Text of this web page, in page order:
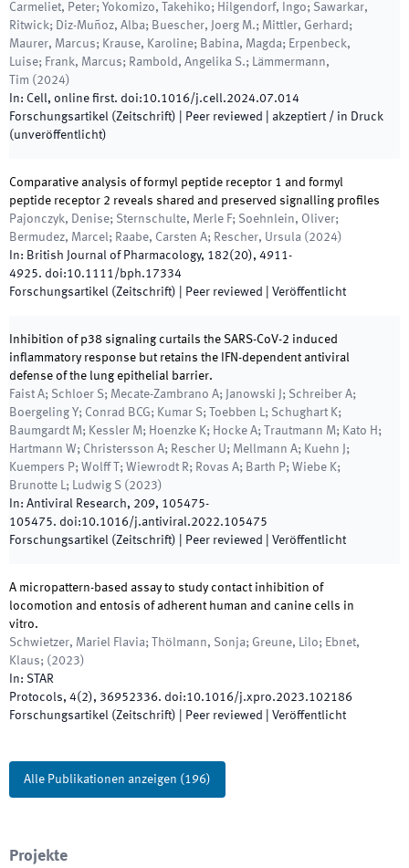
Carmeliet, Peter; Yokomizo, Takehiko; Hilgendorf, Ingo; Sawarkar,
Ritwick; Diz-Muñoz, Alba; Buescher, Joerg M.; Mittler, Gerhard;
Maurer, Marcus; Krause, Karoline; Babina, Magda; Erpenbeck,
Luise; Frank, Marcus; Rambold, Angelika S.; Lämmermann,
Tim ( 2024)
In: Cell, online first. doi:10.1016/j.cell.2024.07.014
Forschungsartikel (Zeitschrift) | Peer reviewed
akzeptiert / in Druck
(unveröffentlicht)
Comparative analysis of formyl peptide receptor 1 and formyl
peptide receptor 2 reveals shared and preserved signalling profiles
Pajonczyk, Denise; Sternschulte, Merle F; Soehnlein, Oliver;
Bermudez, Marcel; Raabe, Carsten A; Rescher, Ursula ( 2024)
In: British Journal of Pharmacology, 182(20), 4911-
4925. doi:10.1111/bph.17334
Forschungsartikel (Zeitschrift) | Peer reviewed Veröffentlicht
Inhibition of p38 signaling curtails the SARS-CoV-2 induced
inflammatory response but retains the IFN-dependent antiviral
defense of the lung epithelial barrier.
Faist A; Schloer S; Mecate-Zambrano A; Janowski J; Schreiber A;
Boergeling Y; Conrad BCG; Kumar S; Toebben L; Schughart K;
Baumgardt M; Kessler M; Hoenzke K; Hocke A; Trautmann M; Kato H;
Hartmann W; Christersson A; Rescher U; Mellmann A; Kuehn J;
Kuempers P; Wolff T; Wiewrodt R; Rovas A; Barth P; Wiebe K;
Brunotte L; Ludwig S ( 2023)
In: Antiviral Research, 209, 105475-
105475. doi:10.1016/j.antiviral.2022.105475
Forschungsartikel (Zeitschrift) | Peer reviewed Veröffentlicht
A micropattern-based assay to study contact inhibition of
locomotion and entosis of adherent human and canine cells in
vitro.
Schwietzer, Mariel Flavia; Thölmann, Sonja; Greune, Lilo; Ebnet,
Klaus; ( 2023)
In: STAR
Protocols, 4(2), 36952336. doi:10.1016/j.xpro.2023.102186
Forschungsartikel (Zeitschrift) | Peer reviewed Veröffentlicht
Alle Publikationen anzeigen (196)
Projekte